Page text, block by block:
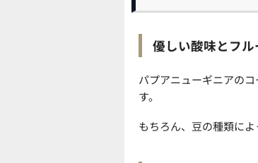
優しい酸味とフ
パプアニューギニアの
す。
もちろん、 豆の種類に